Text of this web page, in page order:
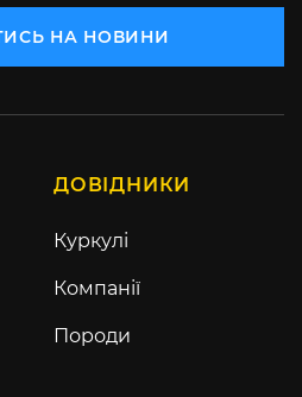
НА НОВИНИ
ДОВІДНИКИ
Куркулі
Компанії
Породи